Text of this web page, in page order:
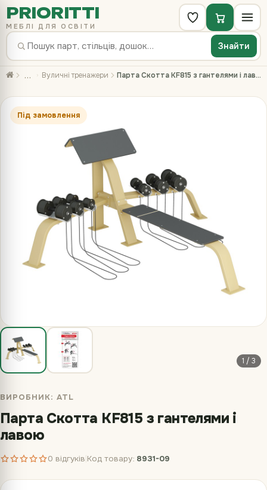
PRIORITTI
МЕБЛІ ДЛЯ ОСВІТИ
Знайти
… Вуличні тренажери Парта Скотта KF815 з гантелями і лавою
Під замовлення
1 / 3
ВИРОБНИК: ATL
Парта Скотта KF815 з гантелями і
лавою
0 відгуків Код товару: 8931-09